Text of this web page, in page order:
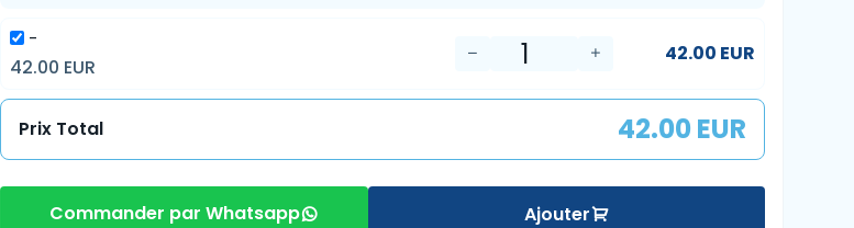
-
42.00 EUR
42.00 EUR
Prix Total 42.00 EUR
Commander par Whatsapp Ajouter